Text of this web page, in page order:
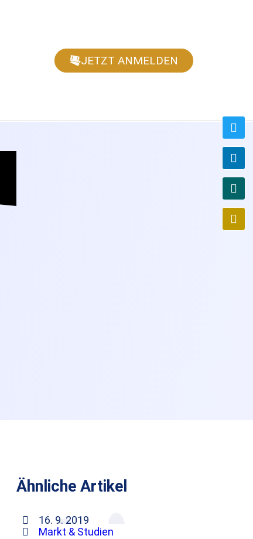
JETZT ANMELDEN
Ähnliche Artikel
16. 9. 2019
Markt & Studien